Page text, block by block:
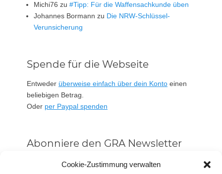
Cookie-Zustimmung verwalten
Michi76 zu #Tipp: Für die Waffensachkunde üben
Johannes Bormann zu Die NRW-Schlüssel-
Verunsicherung
Spende für die Webseite
Entweder überweise einfach über dein Konto einen
beliebigen Betrag.
Oder per Paypal spenden
Abonniere den GRA Newsletter
Vorname oder ganzer Name